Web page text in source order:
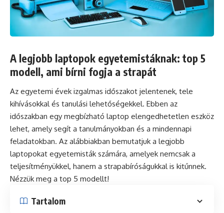
A legjobb laptopok egyetemistáknak: top 5
modell, ami bírni fogja a strapát
Az egyetemi évek izgalmas időszakot jelentenek, tele
kihívásokkal és tanulási lehetőségekkel. Ebben az
időszakban egy megbízható laptop elengedhetetlen eszköz
lehet, amely segít a tanulmányokban és a mindennapi
feladatokban. Az alábbiakban bemutatjuk a legjobb
laptopokat egyetemisták számára, amelyek nemcsak a
teljesítményükkel, hanem a strapabíróságukkal is kitűnnek.
Nézzük meg a top 5 modellt!
Tartalom